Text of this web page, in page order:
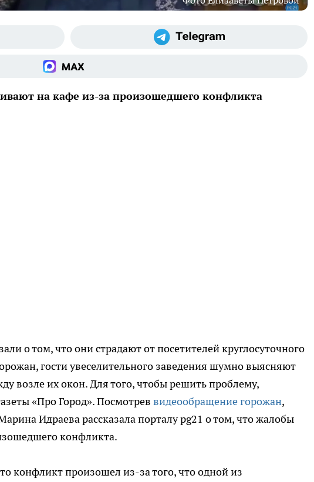
на кафе из-за произошедшего конфликта
о том, что они страдают от посетителей круглосуточного
гости увеселительного заведения шумно выясняют
возле их окон. Для того, чтобы решить проблему,
«Про Город». Посмотрев видеообращение горожан,
Идраева рассказала порталу pg21 о том, что жалобы
конфликта.
конфликт произошел из-за того, что одной из